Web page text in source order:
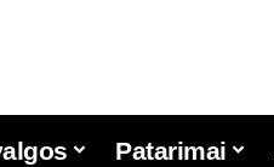
Patarimai